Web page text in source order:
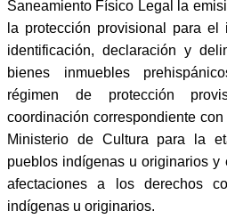
Saneamiento Físico Legal la
la protección provisional para
identificación, declaración y
bienes inmuebles
régimen de protección
coordinación correspondiente
Ministerio de Cultura para la
pueblos indígenas u originarios
afectaciones a los derechos
indígenas u originarios.